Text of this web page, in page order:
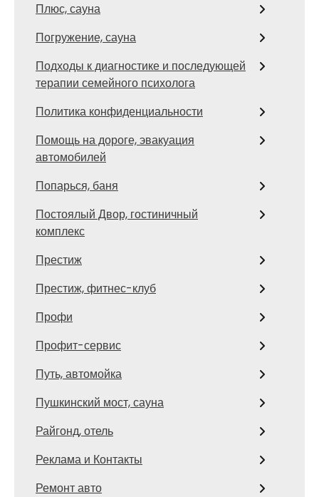
Плюс, сауна
Погружение, сауна
Подходы к диагностике и последующей
терапии семейного психолога
Политика конфиденциальности
Помощь на дороге, эвакуация
автомобилей
Попарься, баня
Постоялый Двор, гостиничный
комплекс
Престиж
Престиж, фитнес-клуб
Профи
Профит-сервис
Путь, автомойка
Пушкинский мост, сауна
Райгонд, отель
Реклама и Контакты
Ремонт авто